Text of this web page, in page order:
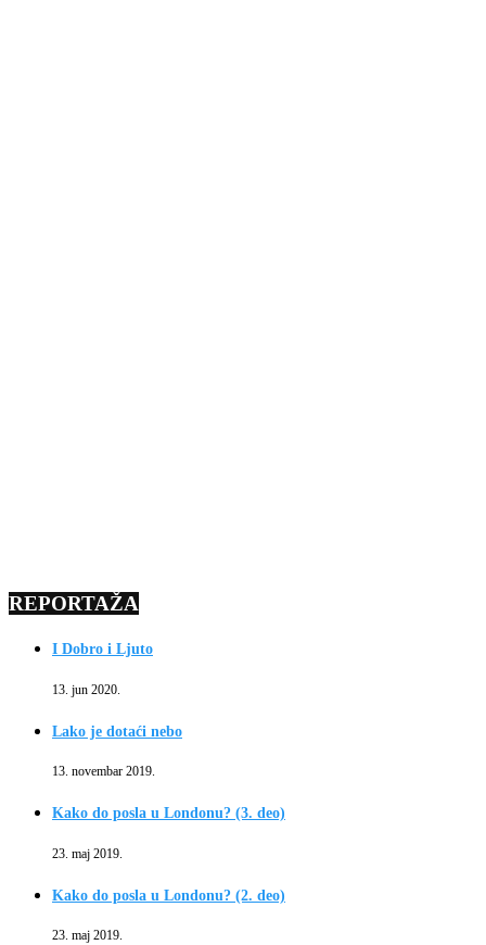
REPORTAŽA
I Dobro i Ljuto
13. jun 2020.
Lako je dotaći nebo
13. novembar 2019.
Kako do posla u Londonu? (3. deo)
23. maj 2019.
Kako do posla u Londonu? (2. deo)
23. maj 2019.